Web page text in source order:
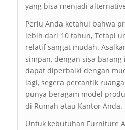
yang bisa menjadi
Perlu Anda ketahui bahwa
lebih dari 10 tahun, Tetapi
relatif sangat mudah.
simpan, dengan sisa barang
dapat diperbaiki dengan
lagi, segera percantik
punya beragam model
di Rumah atau Kantor Anda.
Untuk kebutuhan Furniture